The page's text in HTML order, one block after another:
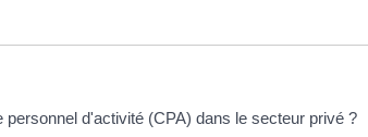
d'activité (CPA) dans le secteur privé ?